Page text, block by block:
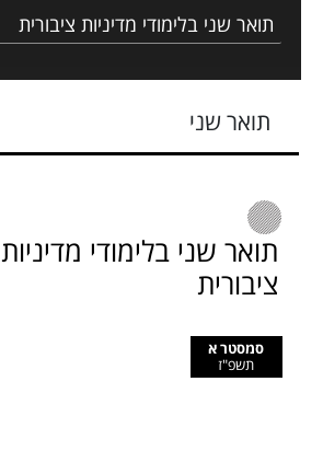
תואר שני
תואר שני בלימודי מדיניות
ציבורית
סמסטר א
תשפ"ז